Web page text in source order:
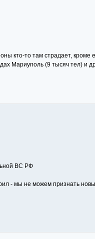
кто-то там страдает, кроме
Мариуполь (9 тысяч тел) и
ВС РФ
- мы не можем признать